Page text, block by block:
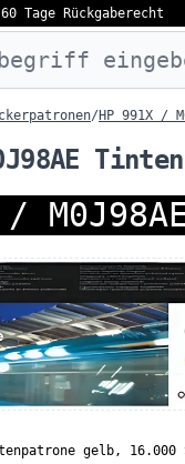
60 Tage Rückgaberecht
oder Produktnamen
/ HP 991X /
/
gelb,